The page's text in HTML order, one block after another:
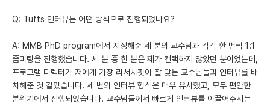
Q: Tufts 인터뷰는 어떤 방식으로 진행되었나요?
A: MMB PhD program에서 지정해준 세 분의 교수님과 각각 한 번씩 1:1
줌미팅을 진행했습니다. 세 분 중 한 분은 제가 컨택하지 않았던 분이었는데,
프로그램 디렉터가 저에게 가장 리서치핏이 잘 맞는 교수님들과 인터뷰를 배
치해준 것 같았습니다. 세 번의 인터뷰 형식은 매우 유사했고, 모두 편안한
분위기에서 진행되었습니다. 교수님들께서 빠르게 인터뷰를 이끌어주시는